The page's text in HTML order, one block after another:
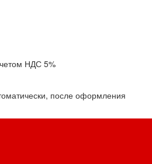
НДС 5%
после оформления